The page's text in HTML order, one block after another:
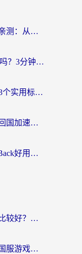
如何翻墙到中国免费？海外党亲测：从踩坑到选对加速器的全攻略
海外党必看：云极和Bling好用吗？3分钟教你选对回国加速器
从澳门用什么VPN访问国内？3个实用标准帮你避开坑，无缝刷剧听歌
穿梭和银河哪个好？海外党选回国加速器的避坑指南，附番茄加速器实测体验
海外党必看：ChickCN和FlashBack好用吗？3招教你选对回国加速器（附云极、HomeCN、斧牛vs艾果对比）
英国玩双生视界用什么加速器比较好？海外党亲测有效的国服游戏加速方案
泰国怎么玩傲世西游？海外党国服游戏加速终极攻略（附光明大陆量子特攻实测）